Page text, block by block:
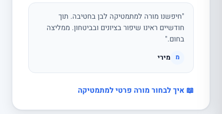
"חיפשנו מורה למתמטיקה לבן בחטיבה. תוך
חודשיים ראינו שיפור בציונים ובביטחון. ממליצה
בחום."
מ מירי
📖 איך לבחור מורה פרטי למתמטיקה